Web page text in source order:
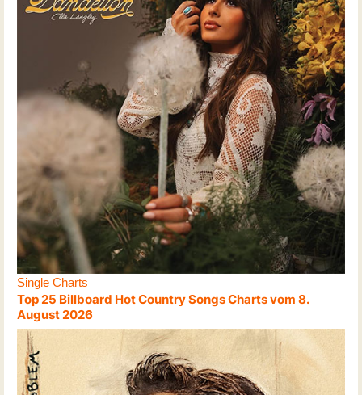
Single Charts
Top 25 Billboard Hot Country Songs Charts vom 8.
August 2026